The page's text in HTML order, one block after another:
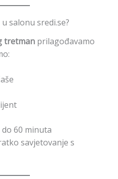
salonu sredi.se?
tretmanprilagođavamo
60 minuta
savjetovanje s